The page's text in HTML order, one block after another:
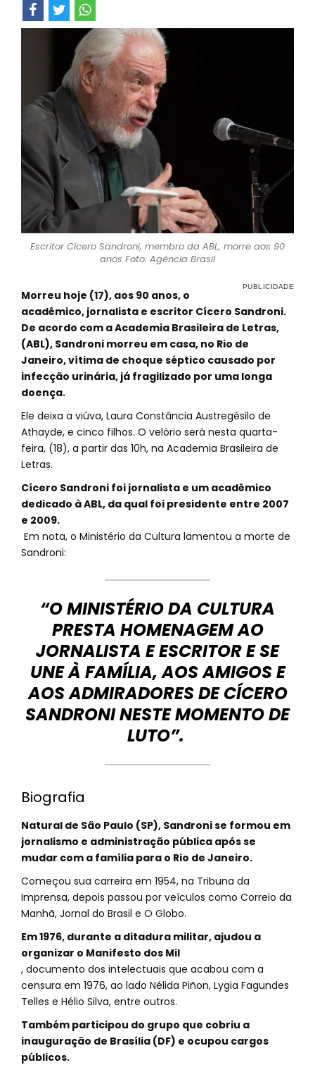
Escritor Cícero Sandroni, membro da ABL, morre aos 90
anos Foto: Agência Brasil
Morreu hoje (17), aos 90 anos, o
acadêmico, jornalista e escritor Cícero Sandroni.
De acordo com a Academia Brasileira de Letras,
(ABL), Sandroni morreu em casa, no Rio de
Janeiro, vítima de choque séptico causado por
infecção urinária, já fragilizado por uma longa
doença.
Ele deixa a viúva, Laura Constância Austregésilo de
Athayde, e cinco filhos. O velório será nesta quarta-
feira, (18), a partir das 10h, na Academia Brasileira de
Letras.
Cícero Sandroni foi jornalista e um acadêmico
dedicado à ABL, da qual foi presidente entre 2007
e 2009.
Em nota, o Ministério da Cultura lamentou a morte de
Sandroni:
“O MINISTÉRIO DA CULTURA
PRESTA HOMENAGEM AO
JORNALISTA E ESCRITOR E SE
UNE À FAMÍLIA, AOS AMIGOS E
AOS ADMIRADORES DE CÍCERO
SANDRONI NESTE MOMENTO DE
LUTO”.
Biografia
Natural de São Paulo (SP), Sandroni se formou em
jornalismo e administração pública após se
mudar com a família para o Rio de Janeiro.
Começou sua carreira em 1954, na Tribuna da
Imprensa, depois passou por veículos como Correio da
Manhã, Jornal do Brasil e O Globo.
Em 1976, durante a ditadura militar, ajudou a
organizar o Manifesto dos Mil
, documento dos intelectuais que acabou com a
censura em 1976, ao lado Nélida Piñon, Lygia Fagundes
Telles e Hélio Silva, entre outros.
Também participou do grupo que cobriu a
inauguração de Brasília (DF) e ocupou cargos
públicos.